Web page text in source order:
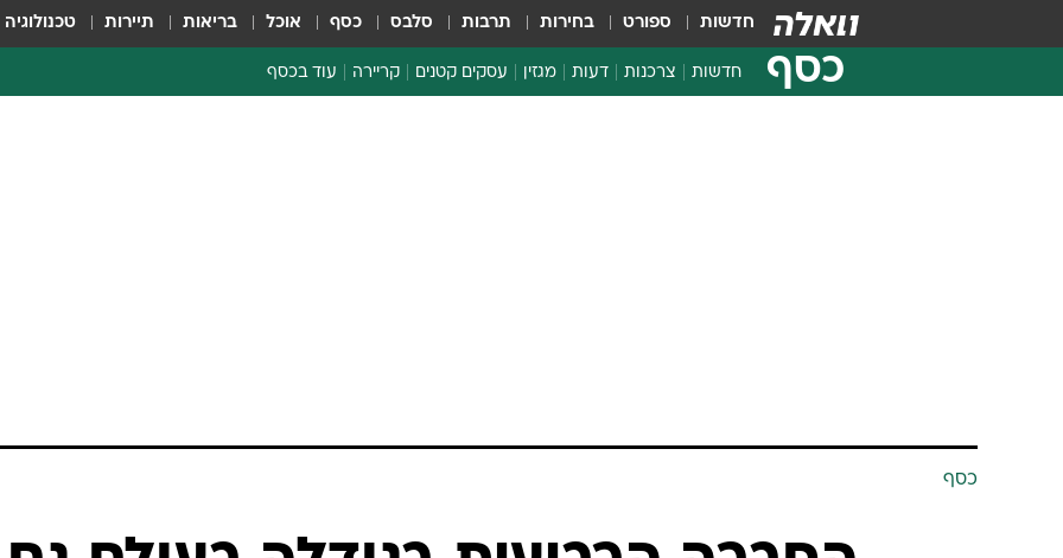
חדשות ספורט בחירות תרבות סלבס כסף אוכל בריאות תיירות טכנולוגיה
כסף חדשות צרכנות דעות מגזין עסקים קטנים קריירה עוד בכסף
כסף